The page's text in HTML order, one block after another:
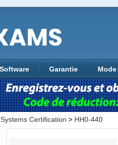
Software Garantie
Certification > HH0-440